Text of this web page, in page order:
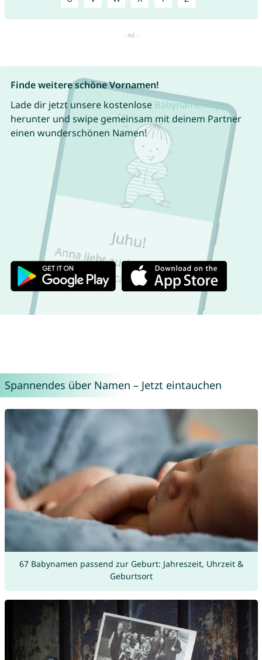
Finde weitere schöne Vornamen!
Lade dir jetzt unsere kostenlose Babynamen App
herunter und swipe gemeinsam mit deinem Partner
einen wunderschönen Namen!
Spannendes über Namen – Jetzt eintauchen
67 Babynamen passend zur Geburt: Jahreszeit, Uhrzeit &
Geburtsort